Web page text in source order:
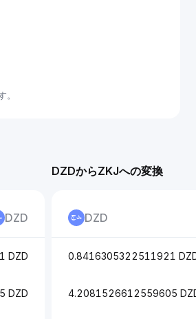
DZD
DZD
DZD
DZDからZKJへの変換
DZD
0.8416305322511921
4.2081526612559605